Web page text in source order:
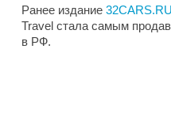
Ранее издание 32CARS.RU
Travel стала самым
в РФ.